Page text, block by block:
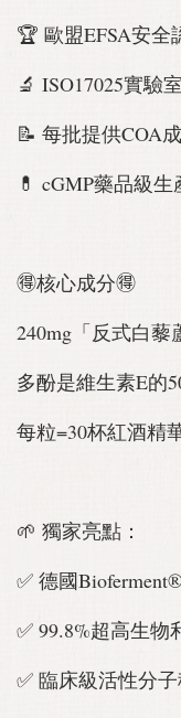
🏆 歐盟EFSA安全
🔬 ISO17025實驗
📝 每批提供COA
💊 cGMP藥品級生
🉐核心成分🉐
240mg「反式白
多酚是維生素E的
每粒=30杯紅酒精
🌱 獨家亮點：
✅ 德國
✅ 99.8%超高生物
✅ 臨床級活性分